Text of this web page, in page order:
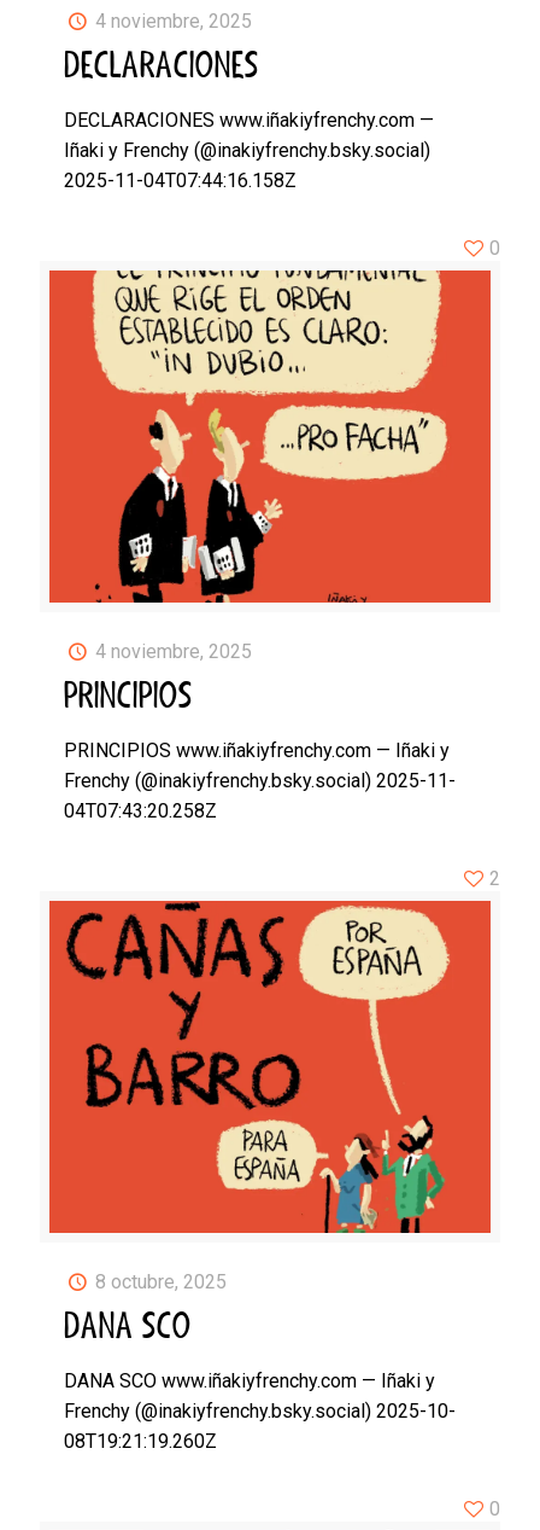
4 noviembre, 2025
DECLARACIONES
DECLARACIONES www.iñakiyfrenchy.com —
Iñaki y Frenchy (@inakiyfrenchy.bsky.social)
2025-11-04T07:44:16.158Z
4 noviembre, 2025
PRINCIPIOS
PRINCIPIOS www.iñakiyfrenchy.com — Iñaki y
Frenchy (@inakiyfrenchy.bsky.social) 2025-11-
04T07:43:20.258Z
0
8 octubre, 2025
DANA SCO
DANA SCO www.iñakiyfrenchy.com — Iñaki y
Frenchy (@inakiyfrenchy.bsky.social) 2025-10-
08T19:21:19.260Z
2
0